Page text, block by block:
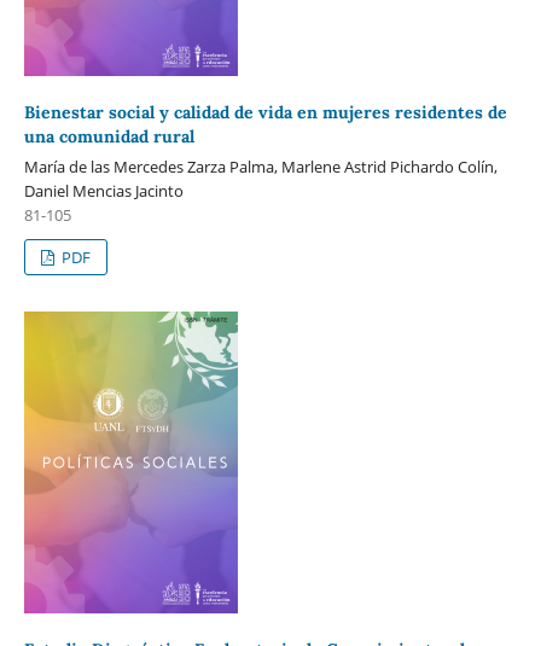
Bienestar social y calidad de vida en mujeres residentes de
una comunidad rural
María de las Mercedes Zarza Palma, Marlene Astrid Pichardo Colín,
Daniel Mencias Jacinto
81-105
PDF